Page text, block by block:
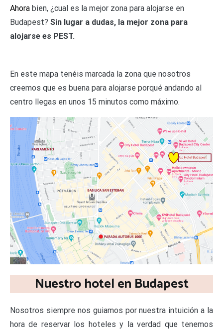
Ahora bien, ¿cual es la mejor zona para alojarse en
Budapest? Sin lugar a dudas, la mejor zona para
alojarse es PEST.
En este mapa tenéis marcada la zona que nosotros
creemos que es buena para alojarse porqué andando al
centro llegas en unos 15 minutos como máximo.
Nuestro hotel en Budapest
Nosotros siempre nos guiamos por nuestra intuición a la
hora de reservar los hoteles y la verdad que tenemos